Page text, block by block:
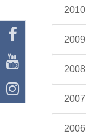
2010
2009
2008
2007
2006